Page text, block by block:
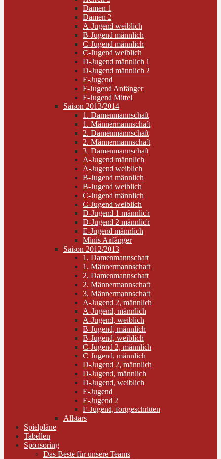
Damen 1
Damen 2
A-Jugend weiblich
B-Jugend männlich
C-Jugend männlich
C-Jugend weiblich
D-Jugend männlich 1
D-Jugend männlich 2
E-Jugend
F-Jugend Anfänger
F-Jugend Mittel
Saison 2013/2014
1. Damenmannschaft
1. Männermannschaft
2. Damenmannschaft
2. Männermannschaft
3. Damenmannschaft
A-Jugend männlich
A-Jugend weiblich
B-Jugend männlich
B-Jugend weiblich
C-Jugend männlich
C-Jugend weiblich
D-Jugend 1 männlich
D-Jugend 2 männlich
E-Jugend männlich
Minis Anfänger
Saison 2012/2013
1. Damenmannschaft
1. Männermannschaft
2. Damenmannschaft
2. Männermannschaft
3. Männermannschaft
A-Jugend 2, männlich
A-Jugend, männlich
A-Jugend, weiblich
B-Jugend, männlich
B-Jugend, weiblich
C-Jugend 2, männlich
C-Jugend, männlich
D-Jugend 2, männlich
D-Jugend, männlich
D-Jugend, weiblich
E-Jugend
E-Jugend 2
F-Jugend, fortgeschritten
Allstars
Spielpläne
Tabellen
Sponsoring
Das Beste für unsere Teams